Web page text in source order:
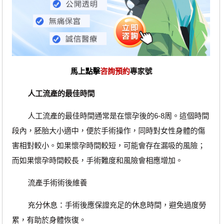
馬上點擊咨詢預約專家號
人工流產的最佳時間
人工流產的最佳時間通常是在懷孕後的6-8周。這個時間
段內，胚胎大小適中，便於手術操作，同時對女性身體的傷
害相對較小。如果懷孕時間較短，可能會存在漏吸的風險；
而如果懷孕時間較長，手術難度和風險會相應增加。
流產手術術後維養
充分休息：手術後應保證充足的休息時間，避免過度勞
累，有助於身體恢復。